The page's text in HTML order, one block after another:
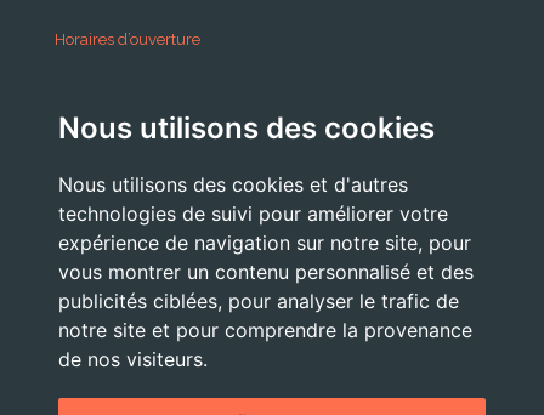
Nous utilisons des cookies
Nous utilisons des cookies et d'autres
technologies de suivi pour améliorer votre
expérience de navigation sur notre site, pour
vous montrer un contenu personnalisé et des
publicités ciblées, pour analyser le trafic de
notre site et pour comprendre la provenance
de nos visiteurs.
Horaires d’ouverture
Lundi . Mardi : 10h 12h /16h 18h30
Jeudi . Vendredi : 13h30 / 17h
Nous Contacter
accueil@commune-vourey.fr